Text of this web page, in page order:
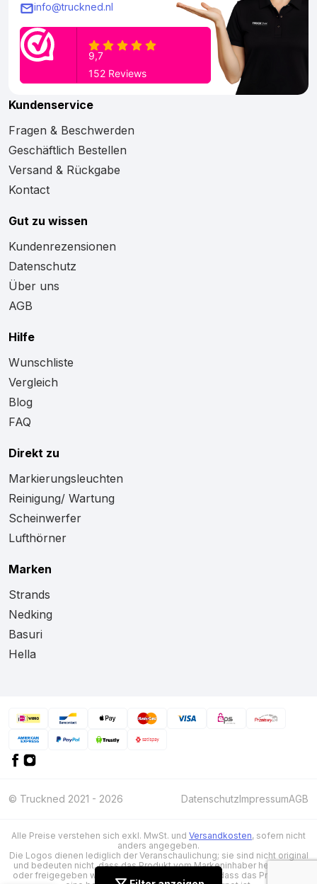
info@truckned.nl
Kundenservice
Fragen & Beschwerden
Geschäftlich Bestellen
Versand & Rückgabe
Kontact
Gut zu wissen
Kundenrezensionen
Datenschutz
Über uns
AGB
Hilfe
Wunschliste
Vergleich
Blog
FAQ
Direkt zu
Markierungsleuchten
Reinigung/ Wartung
Scheinwerfer
Lufthörner
Marken
Strands
Nedking
Basuri
Hella
© Truckned 2021 - 2026 DatenschutzImpressumAGB
Alle Preise verstehen sich exkl. MwSt. und Versandkosten, sofern nicht
anders angegeben.
Die Logos dienen lediglich der Veranschaulichung; sie sind nicht original
und bedeuten nicht, dass das Produkt vom Markeninhaber hergestellt
oder freigegeben wurde. Sie zeigen lediglich an, dass das Produkt für